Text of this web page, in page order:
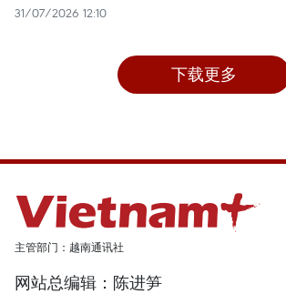
31/07/2026 12:10
下载更多
主管部门：越南通讯社
网站总编辑：陈进笋